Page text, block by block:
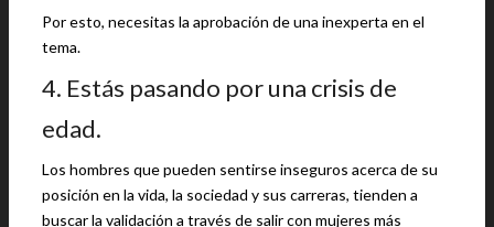
Por esto, necesitas la aprobación de una inexperta en el
tema.
4. Estás pasando por una crisis de
edad.
Los hombres que pueden sentirse inseguros acerca de su
posición en la vida, la sociedad y sus carreras, tienden a
buscar la validación a través de salir con mujeres más